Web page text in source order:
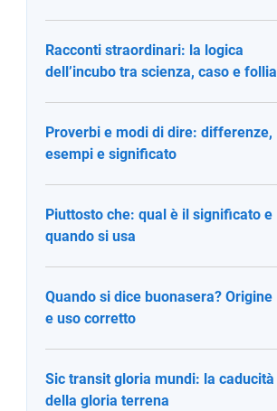
Racconti straordinari: la logica
dell’incubo tra scienza, caso e follia
Proverbi e modi di dire: differenze,
esempi e significato
Piuttosto che: qual è il significato e
quando si usa
Quando si dice buonasera? Origine
e uso corretto
Sic transit gloria mundi: la caducità
della gloria terrena